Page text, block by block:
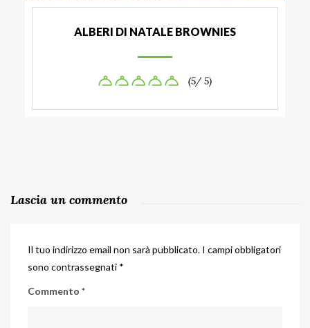
ALBERI DI NATALE BROWNIES
(5/ 5)
Lascia un commento
Il tuo indirizzo email non sarà pubblicato. I campi obbligatori
sono contrassegnati *
Commento *